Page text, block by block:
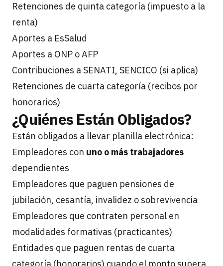
Retenciones de quinta categoría (impuesto a la
renta)
Aportes a EsSalud
Aportes a ONP o AFP
Contribuciones a SENATI, SENCICO (si aplica)
Retenciones de cuarta categoría (recibos por
honorarios)
¿Quiénes Están Obligados?
Están obligados a llevar planilla electrónica:
Empleadores con uno o más trabajadores
dependientes
Empleadores que paguen pensiones de
jubilación, cesantía, invalidez o sobrevivencia
Empleadores que contraten personal en
modalidades formativas (practicantes)
Entidades que paguen rentas de cuarta